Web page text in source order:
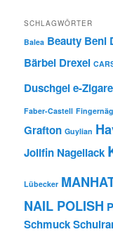
SCHLAGWÖRTER
Balea Beauty Beni
Bärbel Drexel
Duschgele-
Faber-Castell
Grafton Guylian
Jolifin Nagellack
Lübecker
NAIL POLISH
Schmuck